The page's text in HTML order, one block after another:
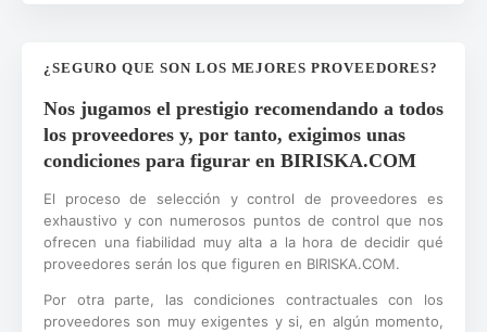
¿SEGURO QUE SON LOS MEJORES PROVEEDORES?
Nos jugamos el prestigio recomendando a todos
los proveedores y, por tanto, exigimos unas
condiciones para figurar en BIRISKA.COM
El proceso de selección y control de proveedores es
exhaustivo y con numerosos puntos de control que nos
ofrecen una fiabilidad muy alta a la hora de decidir qué
proveedores serán los que figuren en BIRISKA.COM.
Por otra parte, las condiciones contractuales con los
proveedores son muy exigentes y si, en algún momento,